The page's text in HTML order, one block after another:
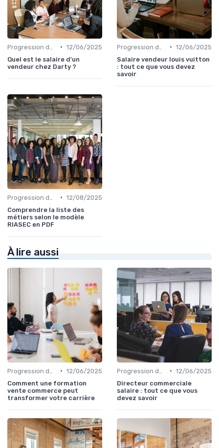
• 12/06/2025
Quel est le salaire d'un
vendeur chez Darty ?
• 12/06/2025
Salaire vendeur louis vuitton
: tout ce que vous devez
savoir
• 12/08/2025
Comprendre la liste des
métiers selon le modèle
RIASEC en PDF
À lire aussi
• 12/06/2025
Comment une formation
vente commerce peut
transformer votre carrière
• 12/06/2025
Directeur commerciale
salaire : tout ce que vous
devez savoir